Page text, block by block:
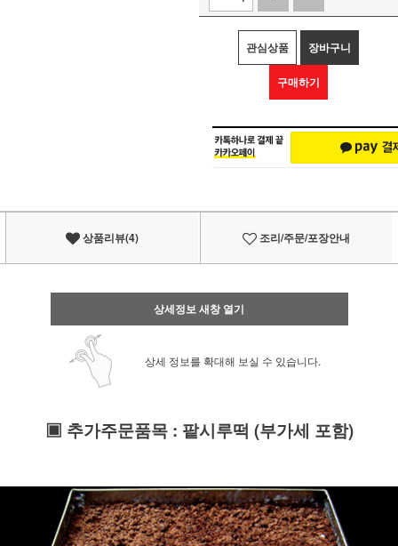
관심상품 장바구니
구매하기
상품리뷰(4) 조리/주문/포장안내
상세정보 새창 열기
상세 정보를 확대해 보실 수 있습니다.
▣ 추가주문품목: 팥시루떡 (부가세 포함)